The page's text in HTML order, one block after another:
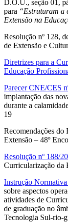
D.O.U., seção 01,
para “Estruturam a
Extensão na
Resolução nº 128,
de Extensão e
Diretrizes para a
Educação
Parecer CNE/CES
implantação das
durante a
19
Recomendações
Extensão – 48º
Resolução nº 188/
Curricularização da
Instrução
sobre aspectos
atividades de
de graduação no
Tecnologia Sul-rio-